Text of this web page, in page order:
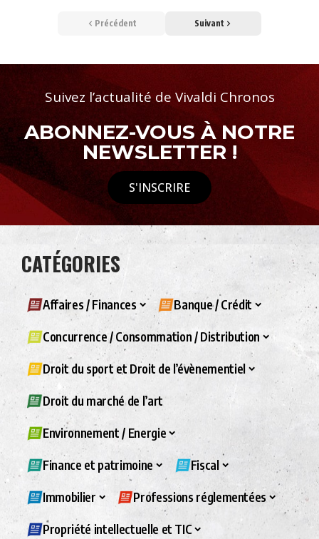
Précédent Suivant
Suivez l’actualité de Vivaldi Chronos
ABONNEZ-VOUS À NOTRE
NEWSLETTER !
S'INSCRIRE
CATÉGORIES
Affaires / Finances Banque / Crédit
Concurrence / Consommation / Distribution
Droit du sport et Droit de l’évènementiel
Droit du marché de l’art
Environnement / Energie
Finance et patrimoine Fiscal
Immobilier Professions réglementées
Propriété intellectuelle et TIC